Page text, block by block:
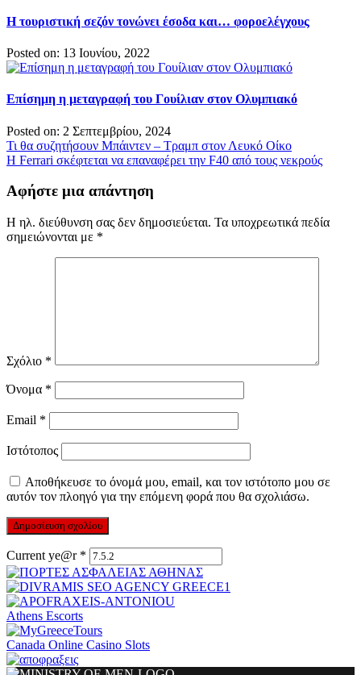
Η τουριστική σεζόν τονώνει έσοδα και… φοροελέγχους
Posted on: 13 Ιουνίου, 2022
Επίσημη η μεταγραφή του Γουίλιαν στον Ολυμπιακό
Posted on: 2 Σεπτεμβρίου, 2024
Πλοήγηση
άρθρων
Τι θα συζητήσουν Μπάιντεν – Τραμπ στον Λευκό Οίκο
Η Ferrari σκέφτεται να επαναφέρει την F40 από τους νεκρούς
Αφήστε μια απάντηση
Η ηλ. διεύθυνση σας δεν δημοσιεύεται. Τα υποχρεωτικά πεδία
σημειώνονται με *
Σχόλιο *
Όνομα *
Email *
Ιστότοπος
Αποθήκευσε το όνομά μου, email, και τον ιστότοπο μου σε
αυτόν τον πλοηγό για την επόμενη φορά που θα σχολιάσω.
Current ye@r *
Athens Escorts
Canada Online Casino Slots